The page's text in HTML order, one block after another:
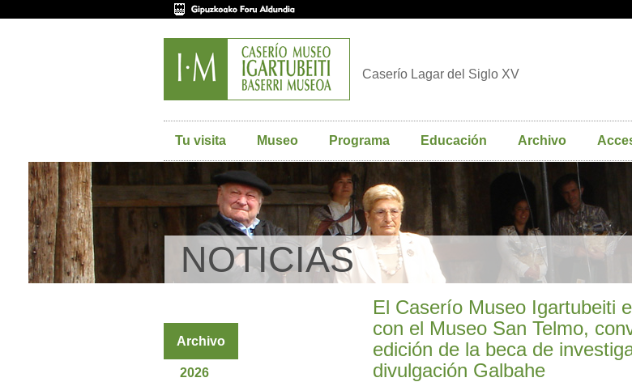
Caserío Lagar del Siglo XV
Tu visita Museo Programa Educación Archivo
NOTICIAS
El Caserío Museo Igartubeiti
con el Museo San Telmo,
edición de la beca de
divulgación Galbahe
Archivo
2026